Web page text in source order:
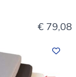
€ 79,08